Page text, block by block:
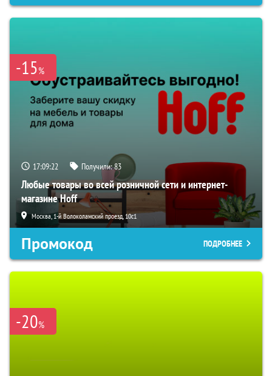
-15%
17:09:21 Получили:83
Любые товары во всей розничной сети и интернет-
магазине Hoff
Москва, 1-й Волоколамский проезд, 10с1
Промокод ПОДРОБНЕЕ
-20%